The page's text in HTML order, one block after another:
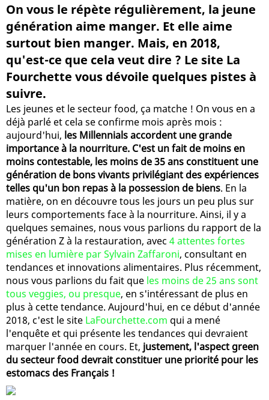
On vous le répète régulièrement, la jeune
génération aime manger. Et elle aime
surtout bien manger. Mais, en 2018,
qu'est-ce que cela veut dire ? Le site La
Fourchette vous dévoile quelques pistes à
suivre.
Les jeunes et le secteur food, ça matche ! On vous en a
déjà parlé et cela se confirme mois après mois :
aujourd'hui, les Millennials accordent une grande
importance à la nourriture. C'est un fait de moins en
moins contestable, les moins de 35 ans constituent une
génération de bons vivants privilégiant des expériences
telles qu'un bon repas à la possession de biens. En la
matière, on en découvre tous les jours un peu plus sur
leurs comportements face à la nourriture. Ainsi, il y a
quelques semaines, nous vous parlions du rapport de la
génération Z à la restauration, avec 4 attentes fortes
mises en lumière par Sylvain Zaffaroni, consultant en
tendances et innovations alimentaires. Plus récemment,
nous vous parlions du fait que les moins de 25 ans sont
tous veggies, ou presque, en s'intéressant de plus en
plus à cette tendance. Aujourd'hui, en ce début d'année
2018, c'est le site LaFourchette.com qui a mené
l'enquête et qui présente les tendances qui devraient
marquer l'année en cours. Et, justement, l'aspect green
du secteur food devrait constituer une priorité pour les
estomacs des Français !